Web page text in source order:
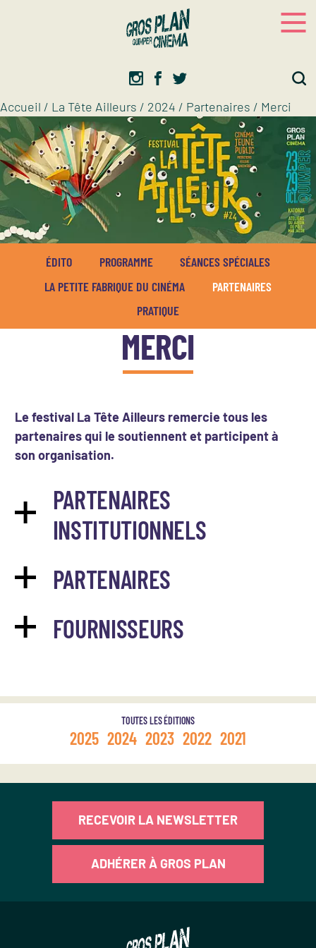
Accueil / La Tête Ailleurs / 2024 / Partenaires / Merci
ÉDITO PROGRAMME
SÉANCES SPÉCIALES
LA PETITE FABRIQUE DU CINÉMA
PARTENAIRES
PRATIQUE
MERCI
Le festival La Tête Ailleurs remercie tous les
partenaires qui le soutiennent et participent à
son organisation.
PARTENAIRES
INSTITUTIONNELS
PARTENAIRES
FOURNISSEURS
TOUTES LES ÉDITIONS
2025 2024 2023 2022 2021
RECEVOIR LA NEWSLETTER
ADHÉRER À GROS PLAN